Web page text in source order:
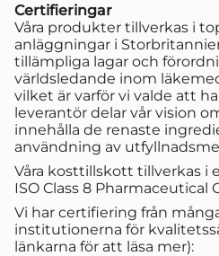
Certifieringar
Våra produkter tillverkas i
anläggningar i
tillämpliga lagar och
världsledande inom
vilket är varför vi valde att
leverantör delar vår vision
innehålla de renaste
användning av
Våra kosttillskott tillverkas i
ISO Class 8 Pharmaceutical
Vi har certifiering från
institutionerna för
länkarna för att läsa mer):